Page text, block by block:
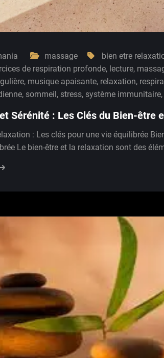
massage bien etre
de respiration profonde, lecture,
, musique apaisante, relaxation,
, sommeil, stress, système immunitaire,
Sérénité : Les Clés du Bien-être
: Les clés pour une vie équilibrée
Le bien-être et la relaxation sont des